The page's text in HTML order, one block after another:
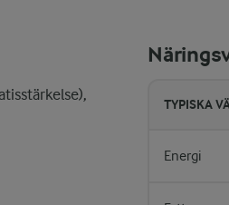
TYPISKA
Energi